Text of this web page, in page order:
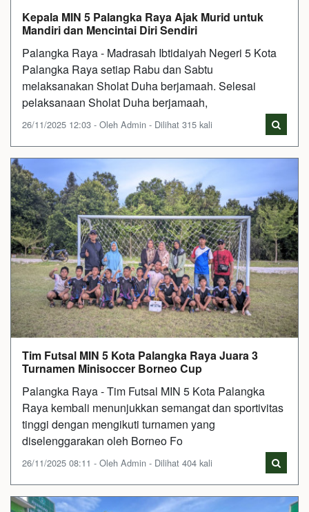
Kepala MIN 5 Palangka Raya Ajak Murid untuk
Mandiri dan Mencintai Diri Sendiri
Palangka Raya - Madrasah Ibtidaiyah Negeri 5 Kota
Palangka Raya setiap Rabu dan Sabtu
melaksanakan Sholat Duha berjamaah. Selesai
pelaksanaan Sholat Duha berjamaah,
26/11/2025 12:03 - Oleh Admin - Dilihat 315 kali
Tim Futsal MIN 5 Kota Palangka Raya Juara 3
Turnamen Minisoccer Borneo Cup
Palangka Raya - Tim Futsal MIN 5 Kota Palangka
Raya kembali menunjukkan semangat dan sportivitas
tinggi dengan mengikuti turnamen yang
diselenggarakan oleh Borneo Fo
26/11/2025 08:11 - Oleh Admin - Dilihat 404 kali